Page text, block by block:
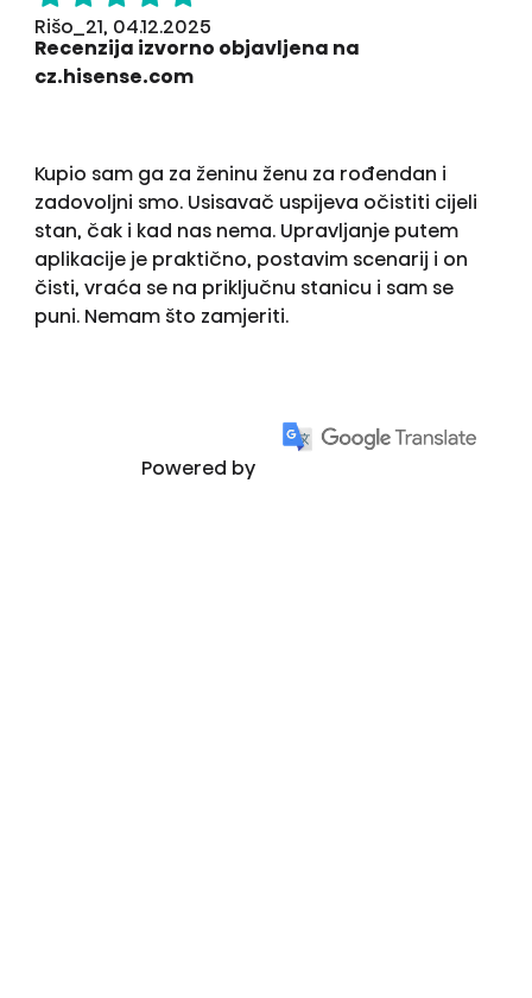
Rišo_21, 04.12.2025
Recenzija izvorno objavljena na
cz.hisense.com
Kupio sam ga za ženinu ženu za rođendan i
zadovoljni smo. Usisavač uspijeva očistiti cijeli
stan, čak i kad nas nema. Upravljanje putem
aplikacije je praktično, postavim scenarij i on
čisti, vraća se na priključnu stanicu i sam se
puni. Nemam što zamjeriti.
Powered by